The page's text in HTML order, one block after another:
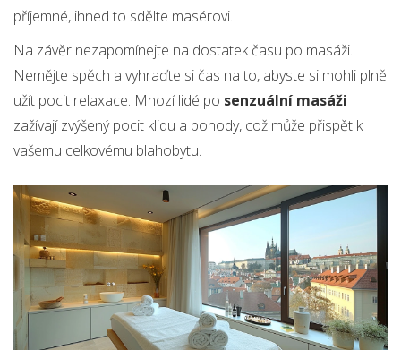
příjemné, ihned to sdělte masérovi.
Na závěr nezapomínejte na dostatek času po masáži.
Nemějte spěch a vyhraďte si čas na to, abyste si mohli plně
užít pocit relaxace. Mnozí lidé po senzuální masáži
zažívají zvýšený pocit klidu a pohody, což může přispět k
vašemu celkovému blahobytu.